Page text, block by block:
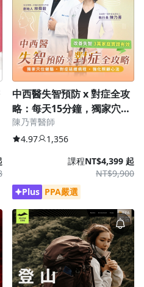
中西醫失智預防 x 對症全攻
略：每天15分鐘，獨家穴位
健腦、對症延緩病程、強化
照顧心法
陳乃菁醫師
4.97
1,356
課程
NT$9,900
NT$4,399 起
Plus PPA嚴選
放的清單